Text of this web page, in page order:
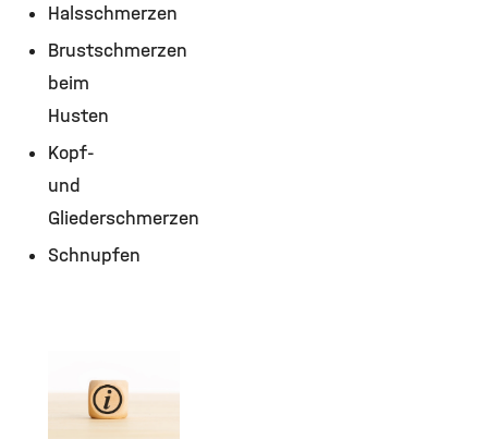
Halsschmerzen
Brustschmerzen
beim
Husten
Kopf-
und
Gliederschmerzen
Schnupfen